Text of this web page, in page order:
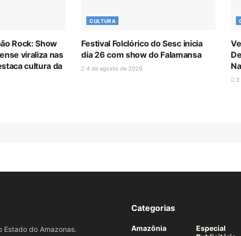
Rock: Show
viraliza nas
cultura da
CULTURA
Festival Folclórico do Sesc inicia
dia 26 com show do Falamansa
4 de agosto de 2026
3
Estado do Amazonas.
Categorias
Amazônia
Especial